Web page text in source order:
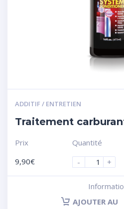
ADDITIF / ENTRETIEN
Traitement
Prix
9,90€
Quantité
-
+
AJOUTER AU